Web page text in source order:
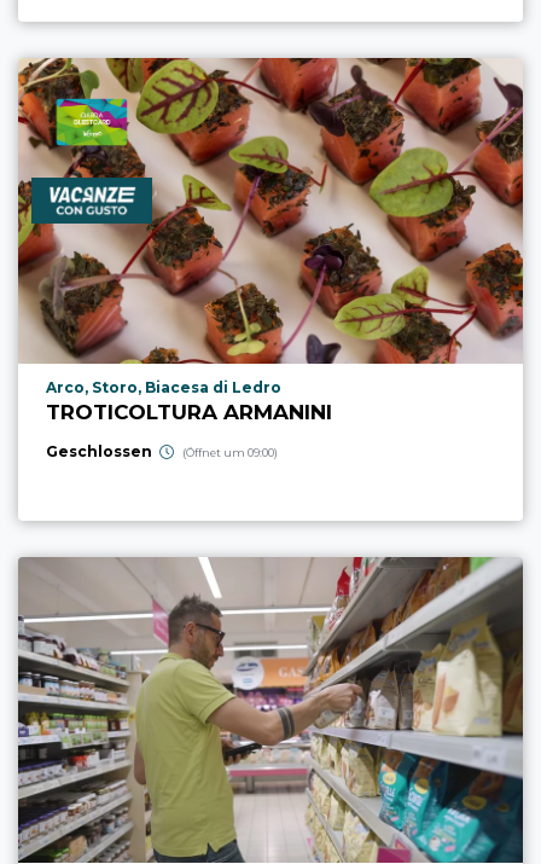
aria.poi_location_prefix
Arco, Storo, Biacesa di Ledro
TROTICOLTURA ARMANINI
Geschlossen (Öffnet um 09:00)